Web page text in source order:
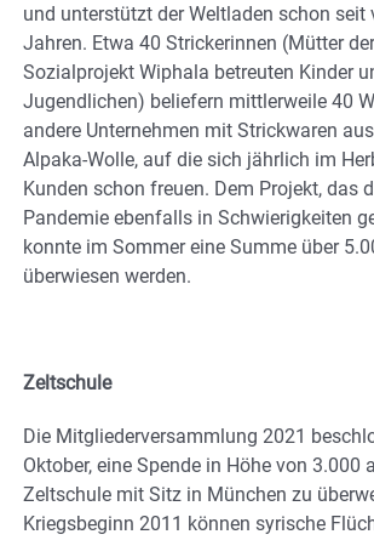
und unterstützt der Weltladen schon seit
Jahren. Etwa 40 Strickerinnen (Mütter
Sozialprojekt Wiphala betreuten Kinder
Jugendlichen) beliefern mittlerweile 40
andere Unternehmen mit Strickwaren
Alpaka-Wolle, auf die sich jährlich im
Kunden schon freuen. Dem Projekt, das
Pandemie ebenfalls in Schwierigkeiten
konnte im Sommer eine Summe über
überwiesen werden.
Zeltschule
Die Mitgliederversammlung 2021
Oktober, eine Spende in Höhe von 3.000
Zeltschule mit Sitz in München zu
Kriegsbeginn 2011 können syrische